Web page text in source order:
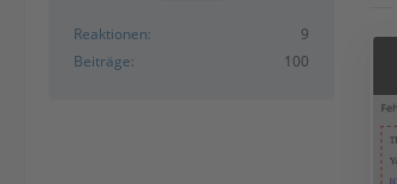
Reaktionen
9
Beiträge
100